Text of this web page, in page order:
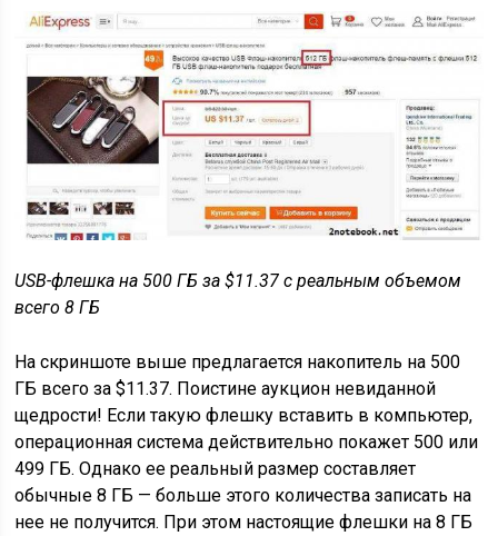
USB-флешка на 500 ГБ за $11.37 с реальным объемом
всего 8 ГБ
На скриншоте выше предлагается накопитель на 500
ГБ всего за $11.37. Поистине аукцион невиданной
щедрости! Если такую флешку вставить в компьютер,
операционная система действительно покажет 500 или
499 ГБ. Однако ее реальный размер составляет
обычные 8 ГБ — больше этого количества записать на
нее не получится. При этом настоящие флешки на 8 ГБ